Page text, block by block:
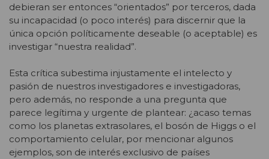
debieran ser entonces “orientados” por terceros, dada
su incapacidad (o poco interés) para discernir que la
única opción políticamente deseable (o aceptable) es
investigar “nuestra realidad”.
Esta crítica subestima injustamente el intelecto y
pasión de nuestros investigadores e investigadoras,
pero además, no responde a una pregunta que
parece legítima y urgente de plantear: ¿acaso temas
como los planetas extrasolares, el bosón de Higgs o el
comportamiento celular, por mencionar algunos
ejemplos, son de interés exclusivo de países